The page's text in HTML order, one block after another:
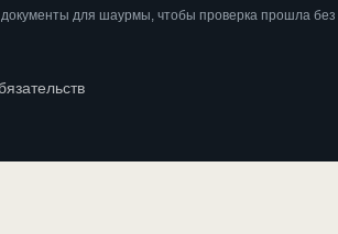
для шаурмы, чтобы проверка прошла